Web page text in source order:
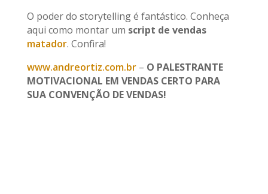
O poder do storytelling é fantástico. Conheça
aqui como montar um script de vendas
matador. Confira!
www.andreortiz.com.br– O PALESTRANTE
MOTIVACIONAL EM VENDAS CERTO PARA
SUA CONVENÇÃO DE VENDAS!